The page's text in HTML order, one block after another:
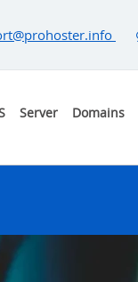
Server Domains